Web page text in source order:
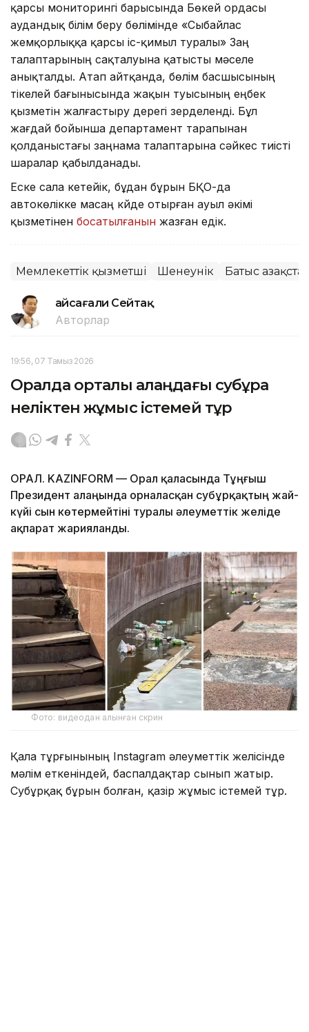
қарсы мониторингі барысында Бөкей ордасы
аудандық білім беру бөлімінде «Сыбайлас
жемқорлыққа қарсы іс-қимыл туралы» Заң
талаптарының сақталуына қатысты мәселе
анықталды. Атап айтқанда, бөлім басшысының
тікелей бағынысында жақын туысының еңбек
қызметін жалғастыру дерегі зерделенді. Бұл
жағдай бойынша департамент тарапынан
қолданыстағы заңнама талаптарына сәйкес тиісті
шаралар қабылданады.
Еске сала кетейік, бұдан бұрын БҚО-да
автокөлікке масаң күйде отырған ауыл әкімі
қызметінен босатылғанын жазған едік.
Мемлекеттік қызметші Шенеунік Батыс
Ғайсағали Сейтақ
Авторлар
19:56, 07 Тамыз 2026
Оралда орталық алаңдағы субұрқақ
неліктен жұмыс істемей тұр
ОРАЛ. KAZINFORM — Орал қаласында Тұңғыш
Президент алаңында орналасқан субұрқақтың жай-
күйі сын көтермейтіні туралы әлеуметтік желіде
ақпарат жарияланды.
Фото: видеодан алынған скрин
Қала тұрғынының Instagram әлеуметтік желісінде
мәлім еткеніндей, баспалдақтар сынып жатыр.
Субұрқақ бұрын болған, қазір жұмыс істемей тұр.